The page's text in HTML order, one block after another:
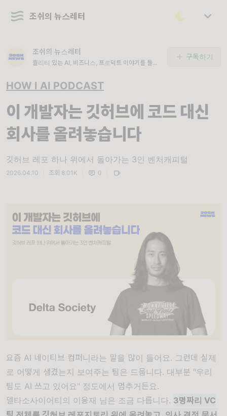
조쉬의 뉴스레터
조쉬의 뉴스레터
퀄리티 있는 AI, 비즈니스, 프로덕트 이야기를 들려
구독하기
HOW I AI PODCAST
이 개발자는 깃허브에 코드 대신
회사를 올려놓습니다
깃허브 레포 하나 위에서 돌아가는 3인 벤처캐피털
2026.04.10 조회 8.01K 0
요즘 AI 네이티브 컴퍼니라는 말을 많이 들어요. 그런데 실제
로 어떻게 생겼는지 보여주는 팀은 드뭅니다. 대부분 "우리
팀도 AI 쓰고 있어요" 정도에서 멈추거든요.
델타소사이어티의 이웅재 님은 조금 다릅니다. 3명짜리 VC